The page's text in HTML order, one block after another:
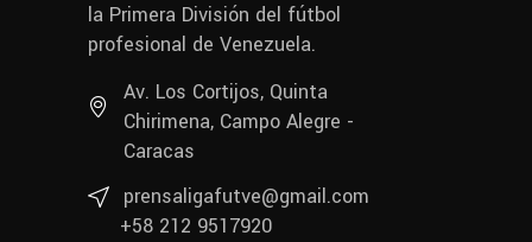
la Primera División del fútbol
profesional de Venezuela.
Av. Los Cortijos, Quinta
Chirimena, Campo Alegre -
Caracas
prensaligafutve@gmail.com
+58 212 9517920